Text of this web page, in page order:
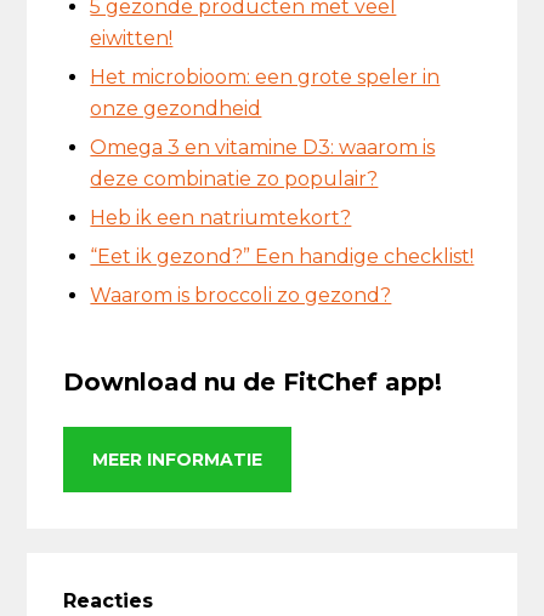
5 gezonde producten met veel
eiwitten!
Het microbioom: een grote speler in
onze gezondheid
Omega 3 en vitamine D3: waarom is
deze combinatie zo populair?
Heb ik een natriumtekort?
“Eet ik gezond?” Een handige checklist!
Waarom is broccoli zo gezond?
Download nu de FitChef app!
MEER INFORMATIE
Interacties
Reacties